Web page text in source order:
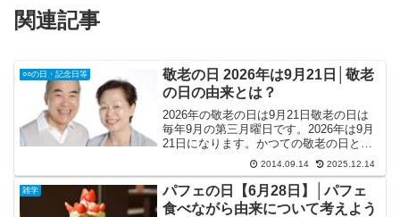
関連記事
○○の日・記念日等
敬老の日 2026年は9月21日│敬老
の日の由来とは？
2026年の敬老の日は9月21日敬老の日は
毎年9月の第三月曜日です。2026年は9月
21日になります。かつての敬老の日と同
じになります。元々、敬老の日は9月15日
と日にちが固定されていました。しか
し、2003年から実施された“ハッピーマン
デ...
2014.09.14 2025.12.14
雑学
パフェの日【6月28日】│パフェ
食べながら由来について考えよう